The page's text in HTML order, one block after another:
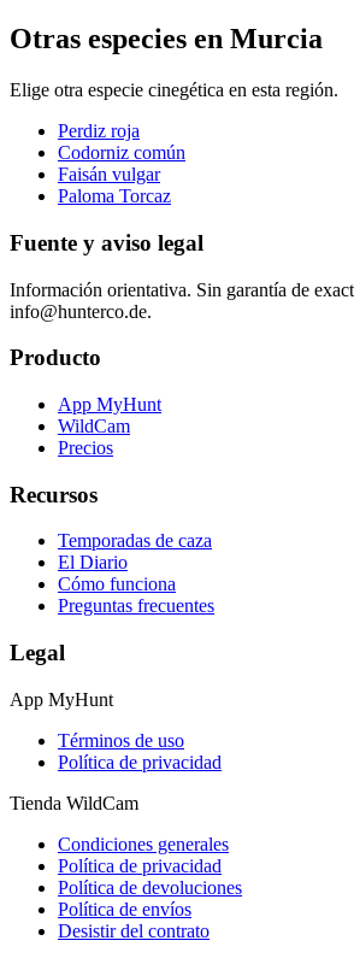
Otras especies en Murcia
Elige otra especie cinegética en esta región.
Perdiz roja
Codorniz común
Faisán vulgar
Paloma Torcaz
Fuente y aviso legal
Información orientativa. Sin garantía de
info@hunterco.de.
Producto
App MyHunt
WildCam
Precios
Recursos
Temporadas de caza
El Diario
Cómo funciona
Preguntas frecuentes
Legal
App MyHunt
Términos de uso
Política de privacidad
Tienda WildCam
Condiciones generales
Política de privacidad
Política de devoluciones
Política de envíos
Desistir del contrato